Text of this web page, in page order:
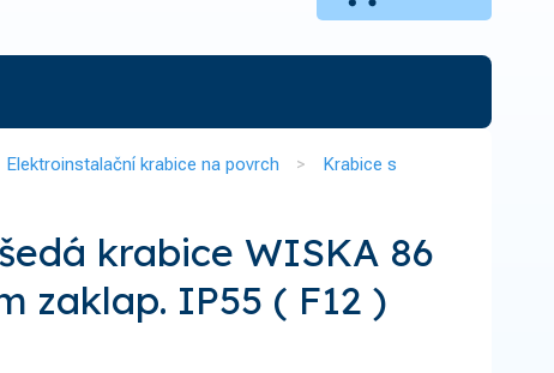
Elektroinstalační krabice na povrch
Krabice s
krabice WISKA 86
zaklap. IP55 ( F12 )